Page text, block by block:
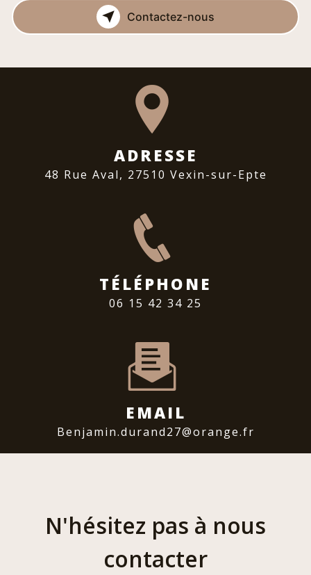
Contactez-nous
ADRESSE
48 Rue Aval, 27510 Vexin-sur-Epte
TÉLÉPHONE
06 15 42 34 25
EMAIL
benjamin.durand27@orange.fr
N'hésitez pas à nous
contacter